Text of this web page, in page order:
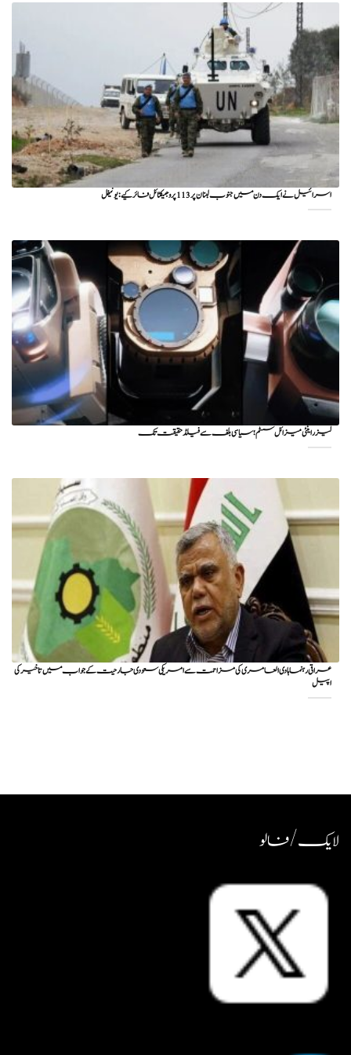
اسرائیل نے ایک دن میں جنوب لبنان پر 113 پروجیکٹائل فائر کیے: یونیفل
لیزر اینٹی میزائل سسٹم؛ سیاسی بلف سے فیلڈ حقیقت تک
عراقی رہنما ہادی العامری کی مزاحمت سے امریکی سعودی جارحیت کے جواب میں تاخیر کی
اپیل
لایک / فالو